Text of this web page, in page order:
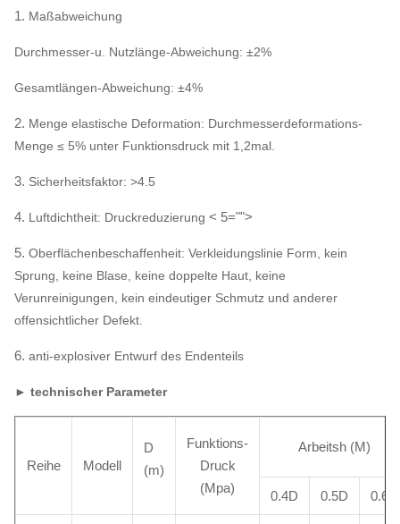
1. Maßabweichung
Durchmesser-u. Nutzlänge-Abweichung: ±2%
Gesamtlängen-Abweichung: ±4%
2. Menge elastische Deformation: Durchmesserdeformations-
Menge ≤ 5% unter Funktionsdruck mit 1,2mal.
3. Sicherheitsfaktor: >4.5
4. Luftdichtheit: Druckreduzierung < 5="">
5. Oberflächenbeschaffenheit: Verkleidungslinie Form, kein
Sprung, keine Blase, keine doppelte Haut, keine
Verunreinigungen, kein eindeutiger Schmutz und anderer
offensichtlicher Defekt.
6. anti-explosiver Entwurf des Endenteils
► technischer Parameter
Reihe Modell
D
(m)
Funktions-
Druck
(Mpa)
Arbeitsh (M)
0.4D 0.5D 0.6D